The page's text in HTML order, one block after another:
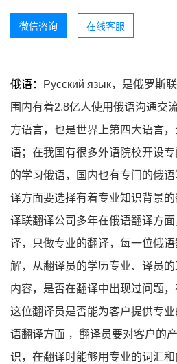
微信咨询 在线客服
俄语： Русский язык，是俄罗斯
围内有着2.8亿人使用俄语沟通交
方语言，也是世界上第四大语言
语；在我国有很多外语院校开设
的学习俄语，国内也有专门的俄
译方面要选择有着专业知识背景的
译联翻译公司多年在俄语翻译方
译，只做专业的翻译，每一位俄
解，从翻译员的学历专业、译员
内容，是否在翻译中出现过问题
这位翻译员是否能为客户提供专
语翻译方面 ，翻译员要对客户的
识，在翻译时能够用专业的词汇和